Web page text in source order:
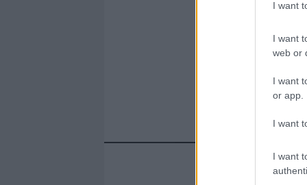
I want
I want
web or
I want
or app.
I want
I want